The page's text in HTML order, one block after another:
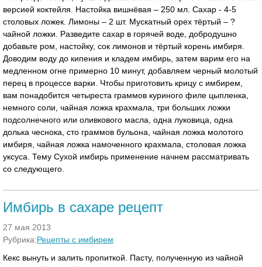
версией коктейля. Настойка вишнёвая – 250 мл. Сахар - 4-5
столовых ложек. Лимоны – 2 шт. Мускатный орех тёртый – ?
чайной ложки. Разведите сахар в горячей воде, добродушно
добавьте ром, настойку, сок лимонов и тёртый корень имбиря.
Доводим воду до кипения и кладем имбирь, затем варим его на
медленном огне примерно 10 минут, добавляем черный молотый
перец в процессе варки. Чтобы приготовить крицу с имбирем,
вам понадобится четыреста граммов куриного филе цыпленка,
немного соли, чайная ложка крахмала, три больших ложки
подсолнечного или оливкового масла, одна луковица, одна
долька чеснока, сто граммов бульона, чайная ложка молотого
имбиря, чайная ложка намоченного крахмала, столовая ложка
уксуса. Тему Сухой имбирь применение начнем рассматривать
со следующего.
Имбирь в сахаре рецепт
27 мая 2013
Рубрика:Рецепты с имбирем
Кекс вынуть и залить пропиткой. Пасту, полученную из чайной